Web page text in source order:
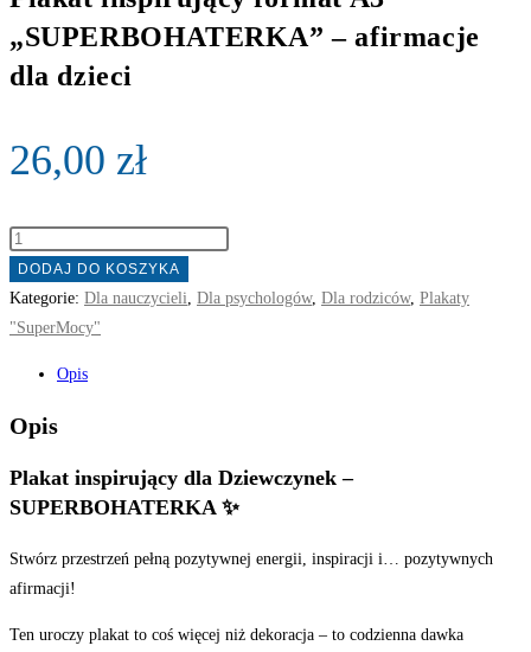
„SUPERBOHATERKA” – afirmacje
dla dzieci
26,00 zł
ilość
Plakat
inspirujący
format
"SUPERBOHATERKA"
dla
dzieci
DODAJ DO KOSZYKA
Kategorie: Dla nauczycieli Dla psychologów, Dla rodziców, Plakaty
"SuperMocy"
Opis
Opis
Plakat inspirujący dla Dziewczynek –
SUPERBOHATERKA ✨
Stwórz przestrzeń pełną pozytywnej energii, inspiracji i… pozytywnych
afirmacji!
Ten uroczy plakat to coś więcej niż dekoracja – to codzienna dawka